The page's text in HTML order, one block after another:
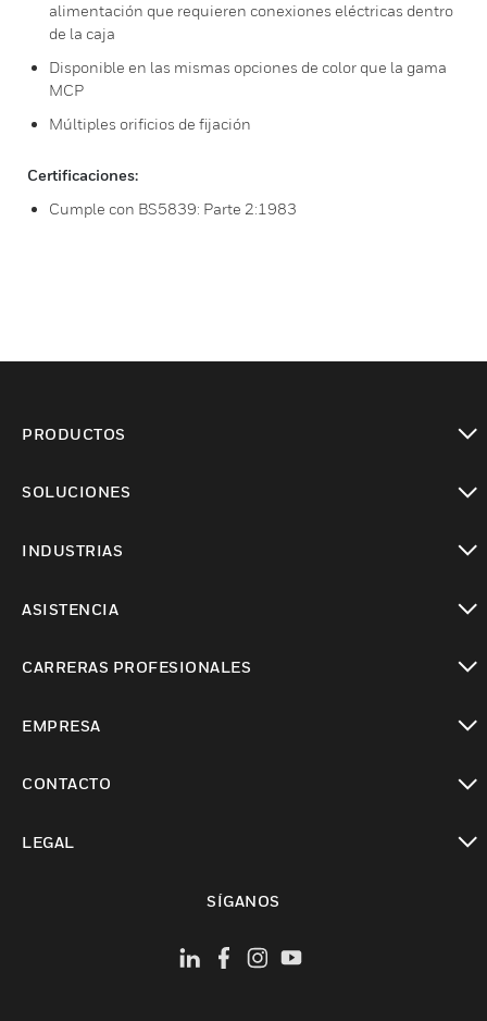
alimentación que requieren conexiones eléctricas dentro
de la caja
Disponible en las mismas opciones de color que la gama
MCP
Múltiples orificios de fijación
Certificaciones:
Cumple con BS5839: Parte 2:1983
PRODUCTOS
SOLUCIONES
INDUSTRIAS
ASISTENCIA
CARRERAS PROFESIONALES
EMPRESA
CONTACTO
LEGAL
SÍGANOS